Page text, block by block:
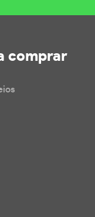
comprar